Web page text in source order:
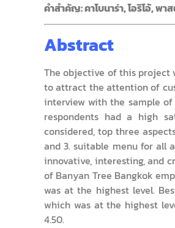
คำสำคัญ: คาโบนาร่า, โอริโอ้, พา
Abstract
The objective of this project
to attract the attention of
interview with the sample
respondents had a high
considered, top three
and 3. suitable menu for all
innovative, interesting, and
of Banyan Tree Bangkok
was at the highest level.
which was at the highest
4.50.